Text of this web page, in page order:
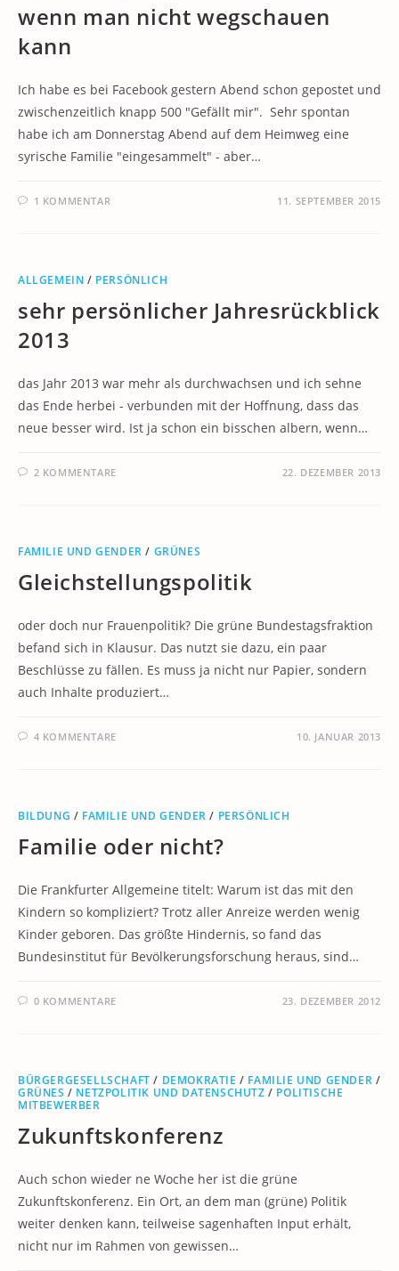
wenn man nicht wegschauen
kann
Ich habe es bei Facebook gestern Abend schon gepostet und
zwischenzeitlich knapp 500 "Gefällt mir". Sehr spontan
habe ich am Donnerstag Abend auf dem Heimweg eine
syrische Familie "eingesammelt" - aber…
1 KOMMENTAR 11. SEPTEMBER 2015
ALLGEMEIN / PERSÖNLICH
sehr persönlicher Jahresrückblick
2013
das Jahr 2013 war mehr als durchwachsen und ich sehne
das Ende herbei - verbunden mit der Hoffnung, dass das
neue besser wird. Ist ja schon ein bisschen albern, wenn…
2 KOMMENTARE 22. DEZEMBER 2013
FAMILIE UND GENDER / GRÜNES
Gleichstellungspolitik
oder doch nur Frauenpolitik? Die grüne Bundestagsfraktion
befand sich in Klausur. Das nutzt sie dazu, ein paar
Beschlüsse zu fällen. Es muss ja nicht nur Papier, sondern
auch Inhalte produziert…
4 KOMMENTARE 10. JANUAR 2013
BILDUNG / FAMILIE UND GENDER / PERSÖNLICH
Familie oder nicht?
Die Frankfurter Allgemeine titelt: Warum ist das mit den
Kindern so kompliziert? Trotz aller Anreize werden wenig
Kinder geboren. Das größte Hindernis, so fand das
Bundesinstitut für Bevölkerungsforschung heraus, sind…
0 KOMMENTARE 23. DEZEMBER 2012
BÜRGERGESELLSCHAFT / DEMOKRATIE / FAMILIE UND GENDER /
GRÜNES / NETZPOLITIK UND DATENSCHUTZ / POLITISCHE
MITBEWERBER
Zukunftskonferenz
Auch schon wieder ne Woche her ist die grüne
Zukunftskonferenz. Ein Ort, an dem man (grüne) Politik
weiter denken kann, teilweise sagenhaften Input erhält,
nicht nur im Rahmen von gewissen…